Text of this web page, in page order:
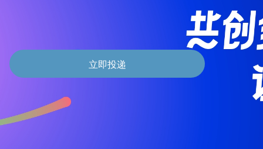
立即投递